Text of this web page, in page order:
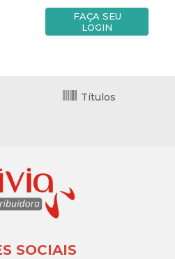
FAÇA SEU
LOGIN
Títulos
SOCIAIS